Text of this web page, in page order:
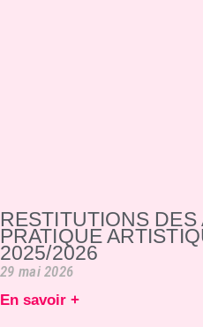
RESTITUTIONS DES
PRATIQUE
2025/2026
29 mai 2026
En savoir +